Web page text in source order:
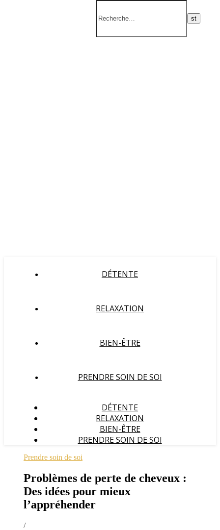
DÉTENTE
RELAXATION
BIEN-ÊTRE
PRENDRE SOIN DE SOI
DÉTENTE
RELAXATION
BIEN-ÊTRE
PRENDRE SOIN DE SOI
Prendre soin de soi
Problèmes de perte de cheveux :
Des idées pour mieux
l’appréhender
/